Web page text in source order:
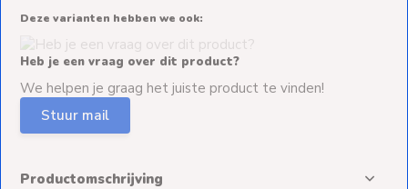
Deze varianten hebben we ook:
Heb je een vraag over dit product?
We helpen je graag het juiste product te vinden!
Stuur mail
Productomschrijving